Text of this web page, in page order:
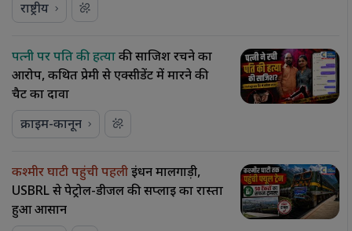
राष्ट्रीय
पत्नी पर पति की हत्याकी साजिश रचने का
आरोप, कथित प्रेमी से एक्सीडेंट में मारने की
चैट का दावा
क्राइम-कानून
कश्मीर घाटी पहुंची पहलीईंधन मालगाड़ी,
USBRL से पेट्रोल-डीजल की सप्लाई का रास्ता
हुआ आसान